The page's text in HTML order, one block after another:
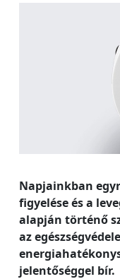
Napjainkban
figyelése és a
alapján történő
az
jelentőséggel bír.